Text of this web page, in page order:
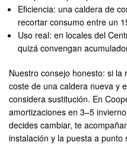
Eficiencia: una caldera de
recortar consumo entre un
Uso real: en locales del
quizá convengan
Nuestro consejo honesto: si
coste de una caldera nueva y
considera sustitución. En
amortizaciones en 3–5
decides cambiar, te
instalación y la puesta a punto